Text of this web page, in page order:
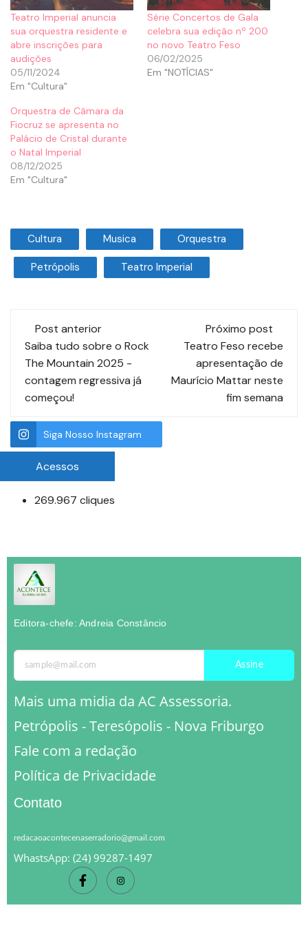
Teatro Imperial anuncia
sua orquestra residente e
abre inscrições para
audições
05/11/2024
Em "Cultura"
Série Concertos de Gala
celebra sua edição nº 200
no novo Teatro Feso
06/02/2025
Em "NOTÍCIAS"
Orquestra de Câmara da
Fiocruz se apresenta no
Palácio de Cristal durante
o Natal Imperial
08/12/2025
Em "Cultura"
Cultura Musica Orquestra
Petrópolis Teatro Imperial
Post anterior
Saiba tudo sobre o Rock
The Mountain 2025 -
contagem regressiva já
começou!
Próximo post
Teatro Feso recebe
apresentação de
Maurício Mattar neste
fim semana
Siga Nosso Instagram
Acessos
269.967 cliques
Editora-chefe: Andreia Constâncio
Assine
Mais uma midia da AC Assessoria.
Petrópolis - Teresópolis - Nova Friburgo
Fale com a redação
Política de Privacidade
Contato
redacaoacontecenaserradorio@gmail.com
WhastsApp: (24) 99287-1497